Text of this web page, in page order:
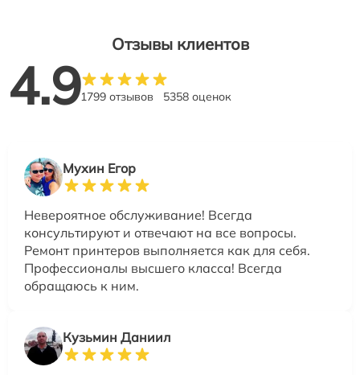
Отзывы клиентов
4.91799 отзывов 5358 оценок
Мухин Егор
Невероятное обслуживание! Всегда
консультируют и отвечают на все вопросы.
Ремонт принтеров выполняется как для себя.
Профессионалы высшего класса! Всегда
обращаюсь к ним.
Кузьмин Даниил